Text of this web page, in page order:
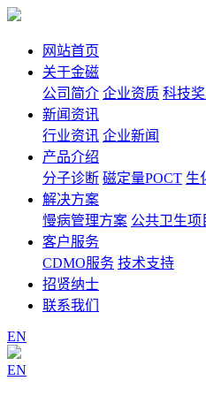
网站首页
关于金磁
公司简介 企业资质 科技
新闻资讯
行业资讯 企业新闻
产品介绍
分子诊断 磁定量POCT 生
解决方案
慢病管理方案 公共卫生项
客户服务
CDMO服务 技术支持
招贤纳士
联系我们
EN
EN